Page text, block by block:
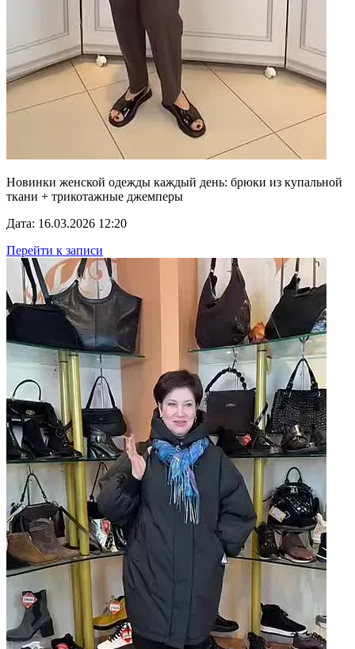
Новинки женской одежды каждый день: брюки из купальной
ткани + трикотажные джемперы
Дата: 16.03.2026 12:20
Перейти к записи